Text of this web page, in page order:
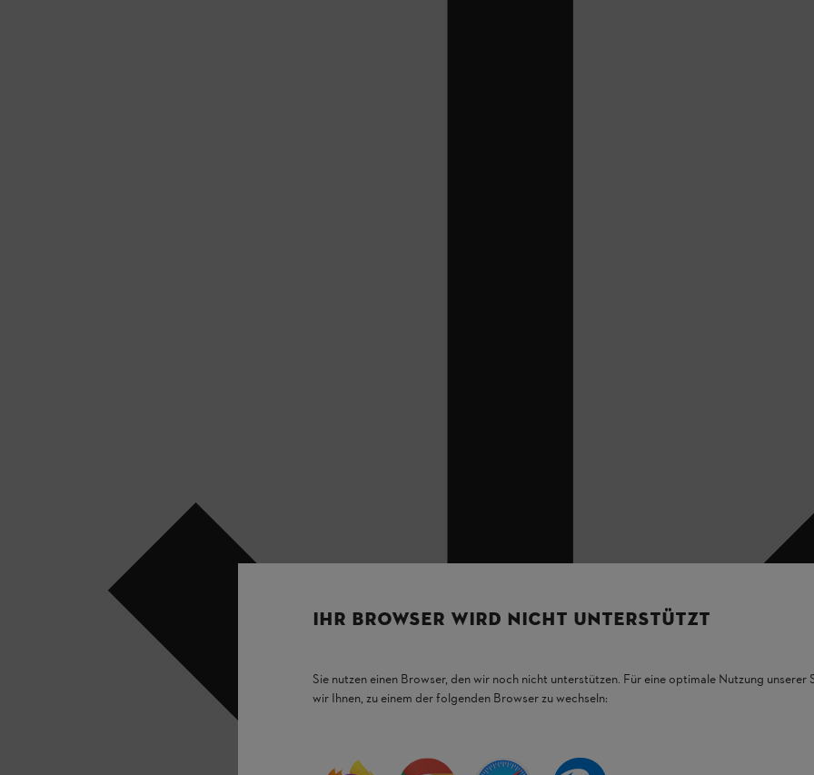
IHR BROWSER WIRD NICHT UNTERSTÜTZT
Sie nutzen einen Browser, den wir noch nicht unterstützen. Für eine optimale Nutzung unserer
wir Ihnen, zu einem der folgenden Browser zu wechseln: